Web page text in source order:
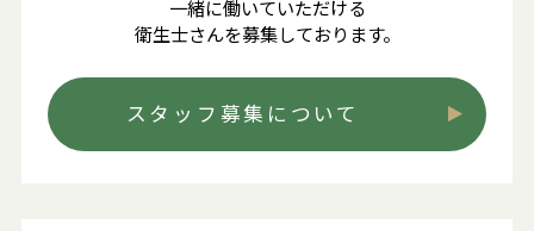
一緒に働いていただける
衛生士さんを募集しております。
スタッフ募集について